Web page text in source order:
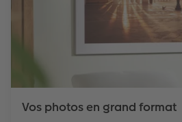
Vos photos en grand format